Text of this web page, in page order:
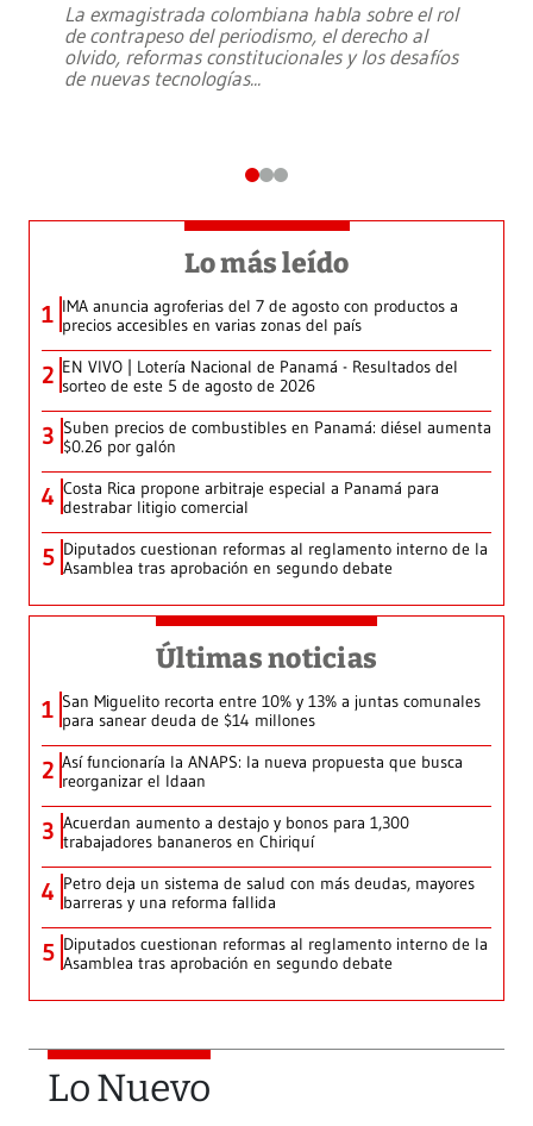
La exmagistrada colombiana habla sobre el rol
de contrapeso del periodismo, el derecho al
olvido, reformas constitucionales y los desafíos
de nuevas tecnologías...
Lo más leído
1 IMA anuncia agroferias del 7 de agosto con productos a
precios accesibles en varias zonas del país
2 EN VIVO | Lotería Nacional de Panamá - Resultados del
sorteo de este 5 de agosto de 2026
3 Suben precios de combustibles en Panamá: diésel aumenta
$0.26 por galón
4 Costa Rica propone arbitraje especial a Panamá para
destrabar litigio comercial
5 Diputados cuestionan reformas al reglamento interno de la
Asamblea tras aprobación en segundo debate
Últimas noticias
1 San Miguelito recorta entre 10% y 13% a juntas comunales
para sanear deuda de $14 millones
2 Así funcionaría la ANAPS: la nueva propuesta que busca
reorganizar el Idaan
3 Acuerdan aumento a destajo y bonos para 1,300
trabajadores bananeros en Chiriquí
4 Petro deja un sistema de salud con más deudas, mayores
barreras y una reforma fallida
5 Diputados cuestionan reformas al reglamento interno de la
Asamblea tras aprobación en segundo debate
Lo Nuevo